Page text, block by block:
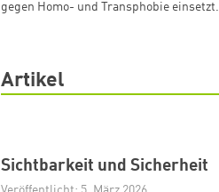
gegen Homo- und Transphobie einsetzt.
Artikel
Sichtbarkeit und Sicherheit